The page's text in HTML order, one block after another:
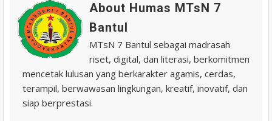
About Humas MTsN 7
Bantul
MTsN 7 Bantul sebagai madrasah
riset, digital, dan literasi, berkomitmen
mencetak lulusan yang berkarakter agamis, cerdas,
terampil, berwawasan lingkungan, kreatif, inovatif, dan
siap berprestasi.